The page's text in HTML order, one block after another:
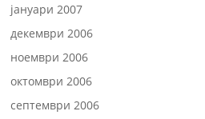
јануари 2007
декември 2006
ноември 2006
октомври 2006
септември 2006